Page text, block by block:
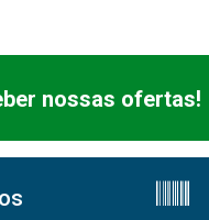
nossas ofertas!